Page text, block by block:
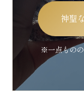
神聖
※一点もの